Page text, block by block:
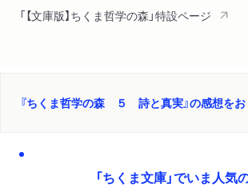
「【文庫版】ちくま哲学の森」特設ページ
『ちくま哲学の森 ５ 詩と真実』の感想をお
「ちくま文庫」でいま人気